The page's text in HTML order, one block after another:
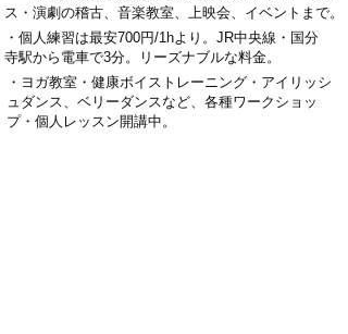
ス・演劇の稽古、 音楽教室、上映会、 イベント まで。
・ 個人練習は最安700円/1hより。 J R中央線・国分
寺駅から電車で3分。
リーズナブルな料金。
・ ヨガ教室・ 健康ボイストレーニング ・ アイリッシ
ュダンス、ベリーダンスなど、各種ワークショッ
プ・ 個人レッスン開講中。